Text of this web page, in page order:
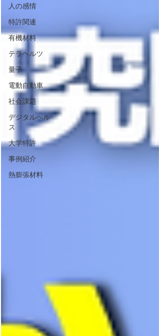
人の感情
特許関連
有機材料
テラヘルツ
量子
電動自動車
社会課題
デジタルヘル
ス
大学特許
事例紹介
熱膨張材料